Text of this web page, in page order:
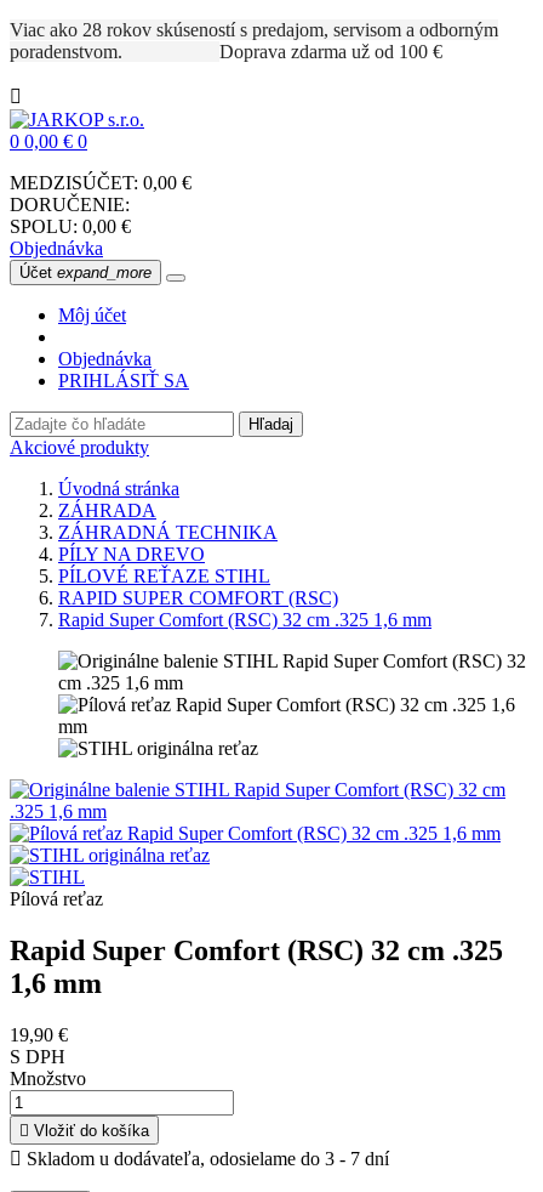
Viac ako 28 rokov skúseností s predajom, servisom a odborným
poradenstvom. Doprava zdarma už od 100 €

0 0,00 € 0
MEDZISÚČET: 0,00 €
DORUČENIE:
SPOLU: 0,00 €
Objednávka
Účet expand_more
Môj účet
Objednávka
PRIHLÁSIŤ SA
Hľadaj
Akciové produkty
Úvodná stránka
ZÁHRADA
ZÁHRADNÁ TECHNIKA
PÍLY NA DREVO
PÍLOVÉ REŤAZE STIHL
RAPID SUPER COMFORT (RSC)
Rapid Super Comfort (RSC) 32 cm .325 1,6 mm
Pílová reťaz
Rapid Super Comfort (RSC) 32 cm .325
1,6 mm
19,90 €
S DPH
Množstvo
 Vložiť do košíka
 Skladom u dodávateľa, odosielame do 3 - 7 dní